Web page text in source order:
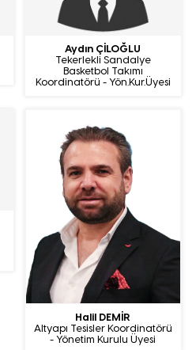
Aydın ÇİLOĞLU
Tekerlekli Sandalye
Basketbol Takımı
Koordinatörü - Yön.Kur.Üyesi
Halil DEMİR
Altyapı Tesisler Koordinatörü
- Yönetim Kurulu Üyesi